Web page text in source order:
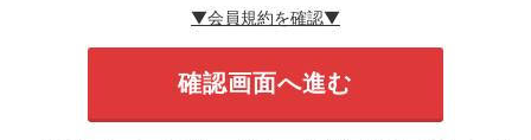
▼会員規約を確認▼